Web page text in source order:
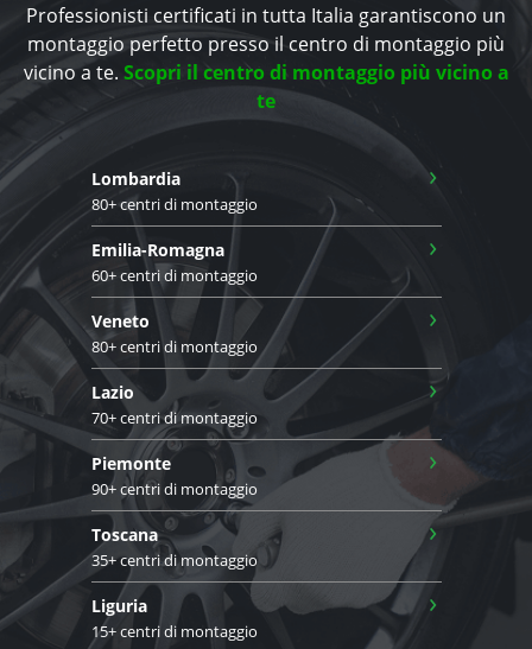
Professionisti certificati in tutta Italia garantiscono un
montaggio perfetto presso il centro di montaggio più
vicino a te. Scopri il centro di montaggio più vicino a
te
Lombardia
80+ centri di montaggio
›
Emilia-Romagna
60+ centri di montaggio
›
Veneto
80+ centri di montaggio
›
Lazio
70+ centri di montaggio
›
Piemonte
90+ centri di montaggio
›
Toscana
35+ centri di montaggio
›
Liguria
15+ centri di montaggio
›